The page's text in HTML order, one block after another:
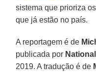
sistema que prioriza
que já estão no país.
A reportagem é de
publicada por
2019. A tradução é de